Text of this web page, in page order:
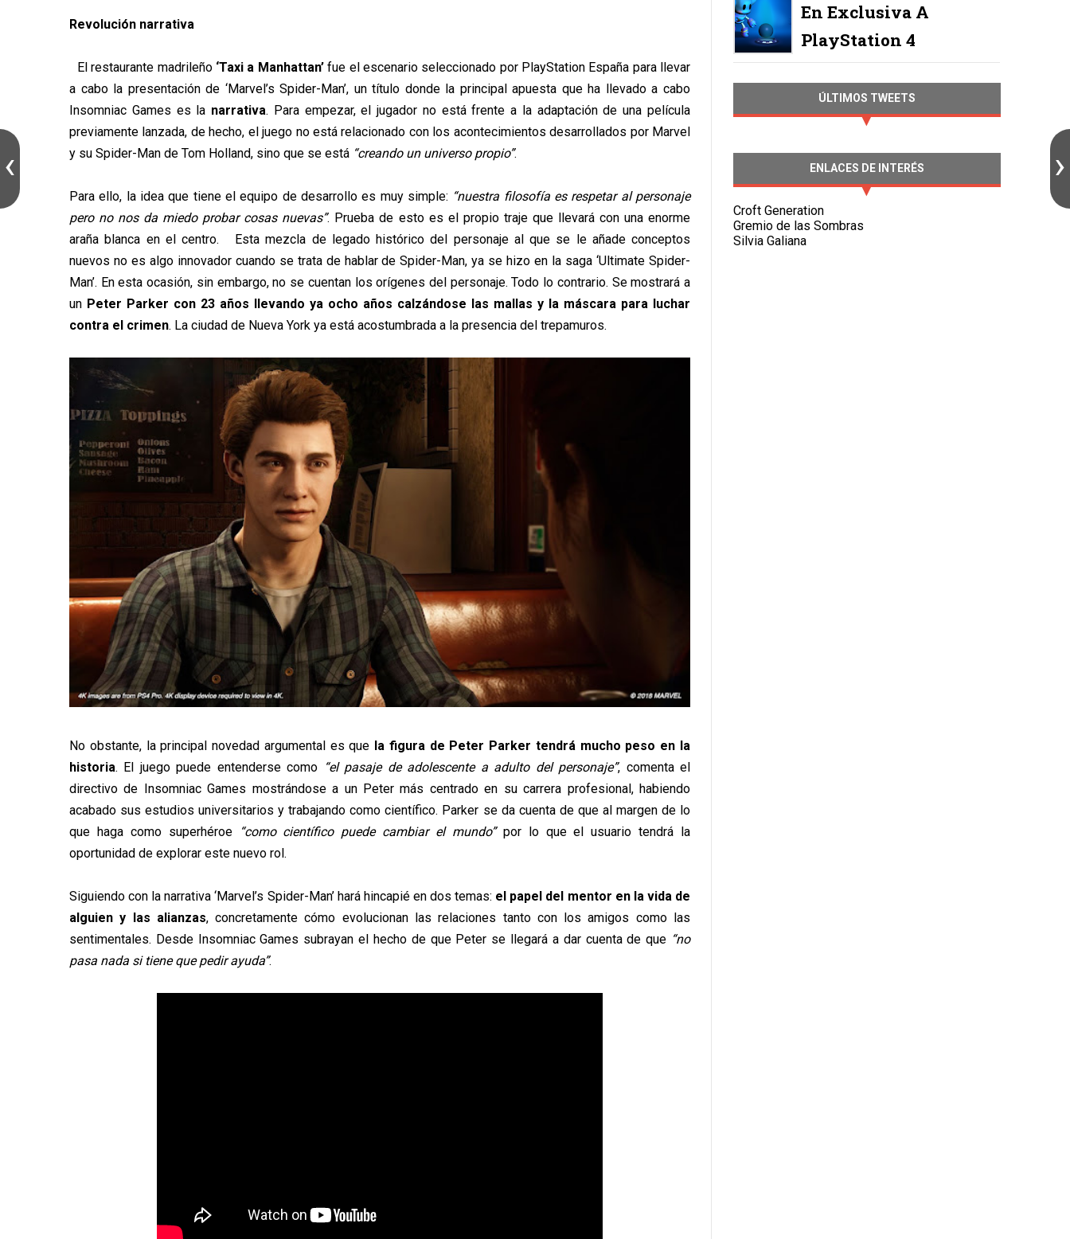
Revolución narrativa
El restaurante madrileño ‘Taxi a Manhattan’fue el escenario seleccionado por PlayStation España para llevar
a cabo la presentación de ‘Marvel’s Spider-Man’, un título donde la principal apuesta que ha llevado a cabo
Insomniac Games es la narrativa. Para empezar, el jugador no está frente a la adaptación de una película
previamente lanzada, de hecho, el juego no está relacionado con los acontecimientos desarrollados por Marvel
y su Spider-Man de Tom Holland, sino que se está “creando un universo propio”.
Para ello, la idea que tiene el equipo de desarrollo es muy simple: “nuestra filosofía es respetar al personaje
pero no nos da miedo probar cosas nuevas”. Prueba de esto es el propio traje que llevará con una enorme
araña blanca en el centro. Esta mezcla de legado histórico del personaje al que se le añade conceptos
nuevos no es algo innovador cuando se trata de hablar de Spider-Man, ya se hizo en la saga ‘Ultimate Spider-
Man’. En esta ocasión, sin embargo, no se cuentan los orígenes del personaje. Todo lo contrario. Se mostrará a
un Peter Parker con 23 años llevando ya ocho años calzándose las mallas y la máscara para luchar
contra el crimen. La ciudad de Nueva York ya está acostumbrada a la presencia del trepamuros.
No obstante, la principal novedad argumental es que la figura de Peter Parker tendrá mucho peso en la
historia. El juego puede entenderse como “el pasaje de adolescente a adulto del personaje”, comenta el
directivo de Insomniac Games mostrándose a un Peter más centrado en su carrera profesional, habiendo
acabado sus estudios universitarios y trabajando como científico. Parker se da cuenta de que al margen de lo
que haga como superhéroe
“como científico puede cambiar el mundo”por lo que el usuario tendrá la
oportunidad de explorar este nuevo rol.
Siguiendo con la narrativa ‘Marvel’s Spider-Man’ hará hincapié en dos temas: el papel del mentor en la vida de
alguien y las alianzas, concretamente cómo evolucionan las relaciones tanto con los amigos como las
sentimentales. Desde Insomniac Games subrayan el hecho de que Peter se llegará a dar cuenta de que “no
pasa nada si tiene que pedir ayuda”.
En Exclusiva A
PlayStation 4
ÚLTIMOS TWEETS
ENLACES DE INTERÉS
Croft Generation
Gremio de las Sombras
Silvia Galiana